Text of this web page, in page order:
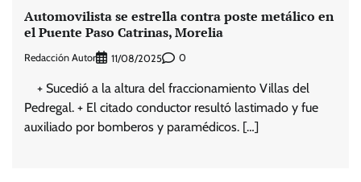
Automovilista se estrella contra poste metálico en
el Puente Paso Catrinas, Morelia
Redacción Autor 11/08/2025 0
+ Sucedió a la altura del fraccionamiento Villas del
Pedregal. + El citado conductor resultó lastimado y fue
auxiliado por bomberos y paramédicos. […]